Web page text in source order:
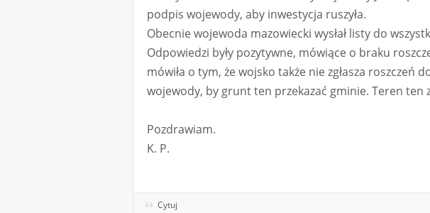
podpis wojewody, aby inwestycja ruszyła.
Obecnie wojewoda mazowiecki wysłał listy do
Odpowiedzi były pozytywne, mówiące o braku
mówiła o tym, że wojsko także nie zgłasza roszczeń
wojewody, by grunt ten przekazać gminie. Teren ten
Pozdrawiam.
K. P.
Cytuj